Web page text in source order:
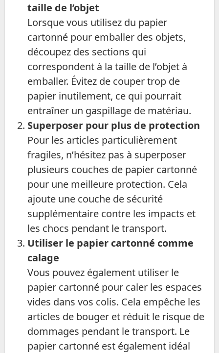
taille de l’objet
Lorsque vous utilisez du papier
cartonné pour emballer des objets,
découpez des sections qui
correspondent à la taille de l’objet à
emballer. Évitez de couper trop de
papier inutilement, ce qui pourrait
entraîner un gaspillage de matériau.
Superposer pour plus de protection
Pour les articles particulièrement
fragiles, n’hésitez pas à superposer
plusieurs couches de papier cartonné
pour une meilleure protection. Cela
ajoute une couche de sécurité
supplémentaire contre les impacts et
les chocs pendant le transport.
Utiliser le papier cartonné comme
calage
Vous pouvez également utiliser le
papier cartonné pour caler les espaces
vides dans vos colis. Cela empêche les
articles de bouger et réduit le risque de
dommages pendant le transport. Le
papier cartonné est également idéal